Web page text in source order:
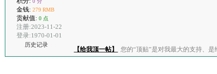
金钱: 279 RMB
贡献值: 0 点
注册:2023-11-22
登录:1970-01-01
历史记录
【给我顶一帖】 您的“顶贴”是对我最大的支持、